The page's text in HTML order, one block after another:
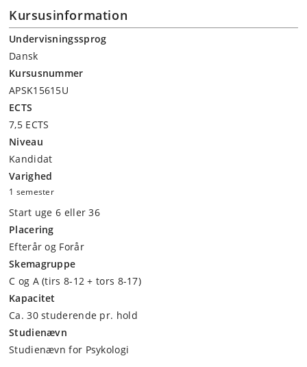
Kursusinformation
Undervisningssprog
Dansk
Kursusnummer
APSK15615U
ECTS
7,5 ECTS
Niveau
Kandidat
Varighed
1 semester
Start uge 6 eller 36
Placering
Efterår og Forår
Skemagruppe
C og A (tirs 8-12 + tors 8-17)
Kapacitet
Ca. 30 studerende pr. hold
Studienævn
Studienævn for Psykologi